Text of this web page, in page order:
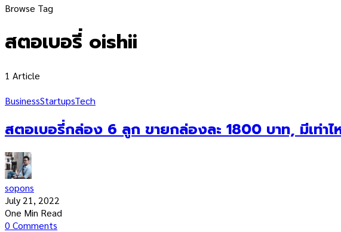
Browse Tag
สตอเบอรี่ oishii
1 Article
BusinessStartupsTech
สตอเบอรี่กล่อง 6 ลูก ขายกล่องละ 1800 บาท, มีเท่าไ
sopons
July 21, 2022
One Min Read
0 Comments